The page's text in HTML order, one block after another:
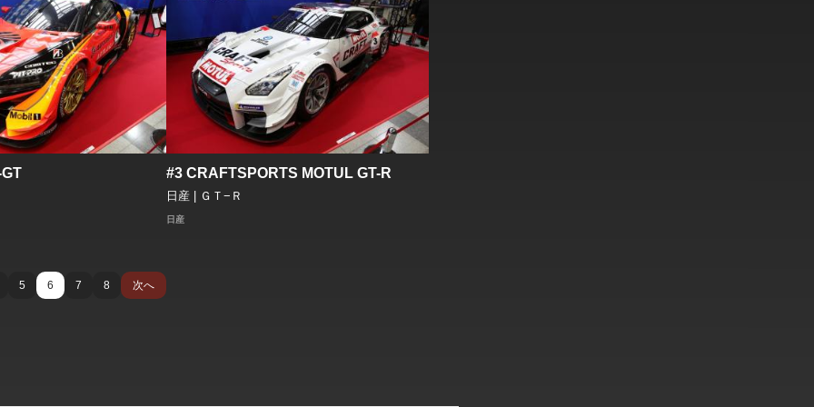
#3 CRAFTSPORTS MOTUL GT-R
日産 | ＧＴ−Ｒ
日産
5 6 7 8 次へ